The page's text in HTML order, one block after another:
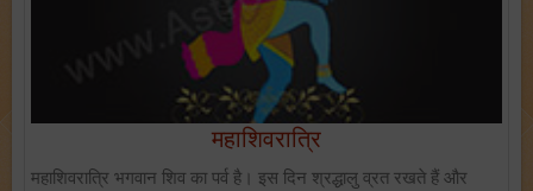
महाशिवरात्रि
महाशिवरात्रि भगवान शिव का पर्व है। इस दिन श्रद्धालु व्रत रखते हैं और